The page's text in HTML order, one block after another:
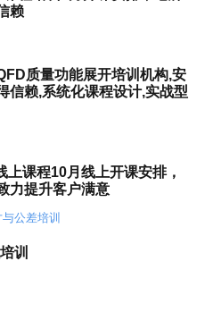
赖
质量功能展开培训机构,安
信赖,系统化课程设计,实战型
上课程10月线上开课安排，
力提升客户满意
公差培训
训